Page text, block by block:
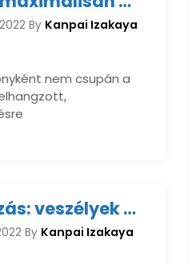
By Kanpai Izakaya
nem csupán a
Zanzibár utazás: veszélyek és felkészülés
By Kanpai Izakaya